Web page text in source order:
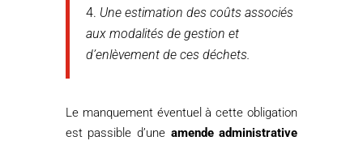
Une estimation des coûts associés
aux modalités de gestion et
d’enlèvement de ces déchets.
Le manquement éventuel à cette obligation
est passible d’une amende administrative